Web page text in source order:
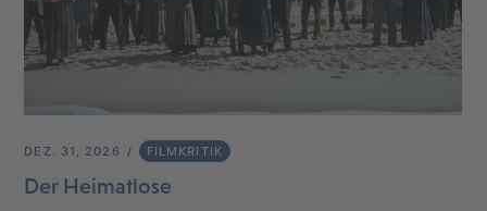
DEZ. 31, 2026 FILMKRITIK
Der Heimatlose